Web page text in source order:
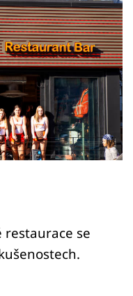
restaurace se